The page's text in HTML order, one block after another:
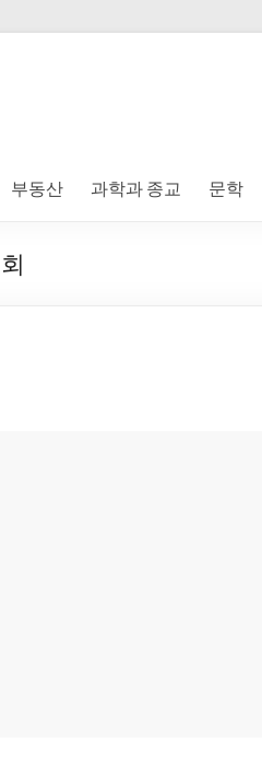
부동산 과학과 종교 문학